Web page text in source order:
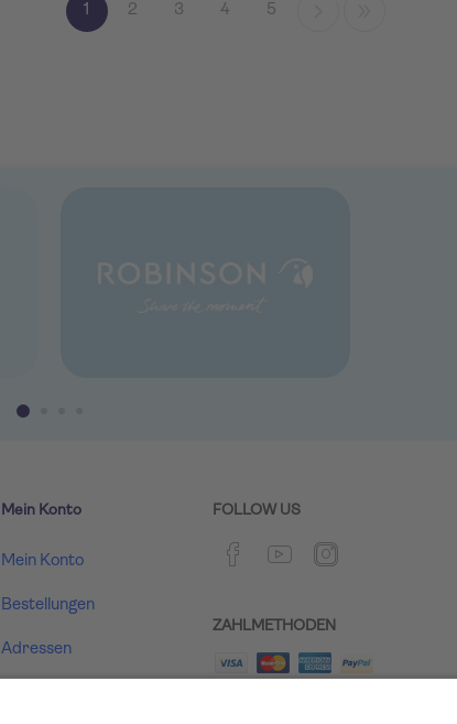
1 2 3 4 5
Mein Konto
Mein Konto
Bestellungen
Adressen
FOLLOW US
ZAHLMETHODEN